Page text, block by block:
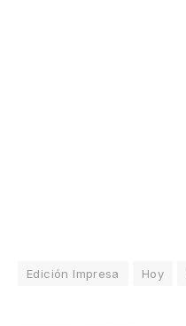
Edición Impresa Hoy